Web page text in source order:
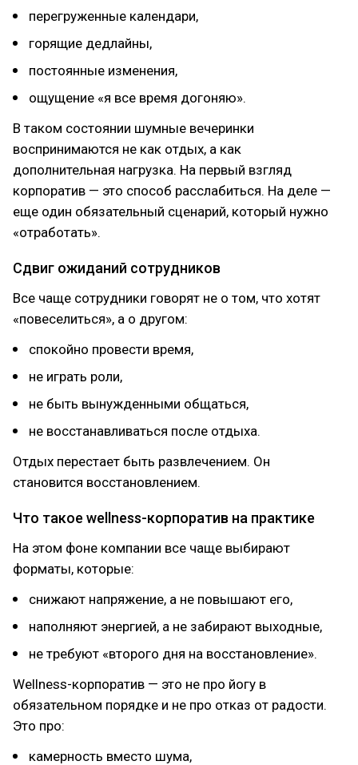
перегруженные календари,
горящие дедлайны,
постоянные изменения,
ощущение «я все время догоняю».
В таком состоянии шумные вечеринки
воспринимаются не как отдых, а как
дополнительная нагрузка. На первый взгляд
корпоратив — это способ расслабиться. На деле —
еще один обязательный сценарий, который нужно
«отработать».
Сдвиг ожиданий сотрудников
Все чаще сотрудники говорят не о том, что хотят
«повеселиться», а о другом:
спокойно провести время,
не играть роли,
не быть вынужденными общаться,
не восстанавливаться после отдыха.
Отдых перестает быть развлечением. Он
становится восстановлением.
Что такое wellness-корпоратив на практике
На этом фоне компании все чаще выбирают
форматы, которые:
снижают напряжение, а не повышают его,
наполняют энергией, а не забирают выходные,
не требуют «второго дня на восстановление».
Wellness-корпоратив — это не про йогу в
обязательном порядке и не про отказ от радости.
Это про:
камерность вместо шума,